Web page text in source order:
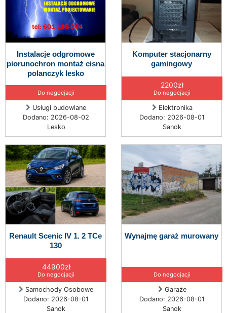
Instalacje odgromowe
piorunochron montaż cisna
polanczyk lesko
Do negocjacji
Usługi budowlane
Dodano: 2026-08-02
Lesko
Komputer stacjonarny
gamingowy
2200zł
Do negocjacji
Elektronika
Dodano: 2026-08-01
Sanok
Renault Scenic IV 1. 2 TCe
130
44900zł
Do negocjacji
Samochody Osobowe
Dodano: 2026-08-01
Sanok
Wynajmę garaż murowany
Do negocjacji
Garaże
Dodano: 2026-08-01
Sanok